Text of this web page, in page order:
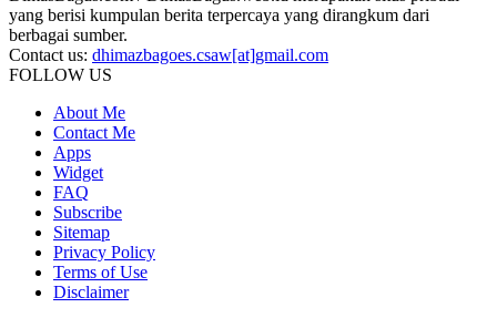
yang berisi kumpulan berita terpercaya yang dirangkum dari
berbagai sumber.
Contact us: dhimazbagoes.csaw[at]gmail.com
FOLLOW US
About Me
Contact Me
Apps
Widget
FAQ
Subscribe
Sitemap
Privacy Policy
Terms of Use
Disclaimer